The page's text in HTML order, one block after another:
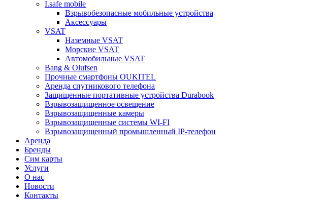
I.safe mobile
Взрывобезопасные мобильные устройства
Аксессуары
VSAT
Наземные VSAT
Морские VSAT
Автомобильные VSAT
Bang & Olufsen
Прочные смартфоны OUKITEL
Аренда спутникового телефона
Защищенные портативные устройства Durabook
Взрывозащищенное освещение
Взрывозащищенные камеры
Взрывозащищенные системы WI-FI
Взрывозащищенный промышленный IP-телефон
Аренда
Бренды
Сим карты
Услуги
О нас
Новости
Контакты